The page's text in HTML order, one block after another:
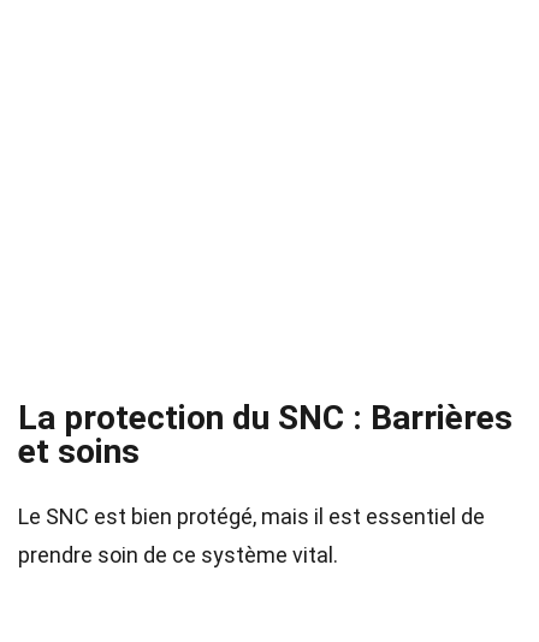
La protection du SNC : Barrières
et soins
Le SNC est bien protégé, mais il est essentiel de
prendre soin de ce système vital.